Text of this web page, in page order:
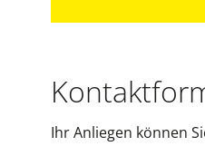
Ihr Anliegen können